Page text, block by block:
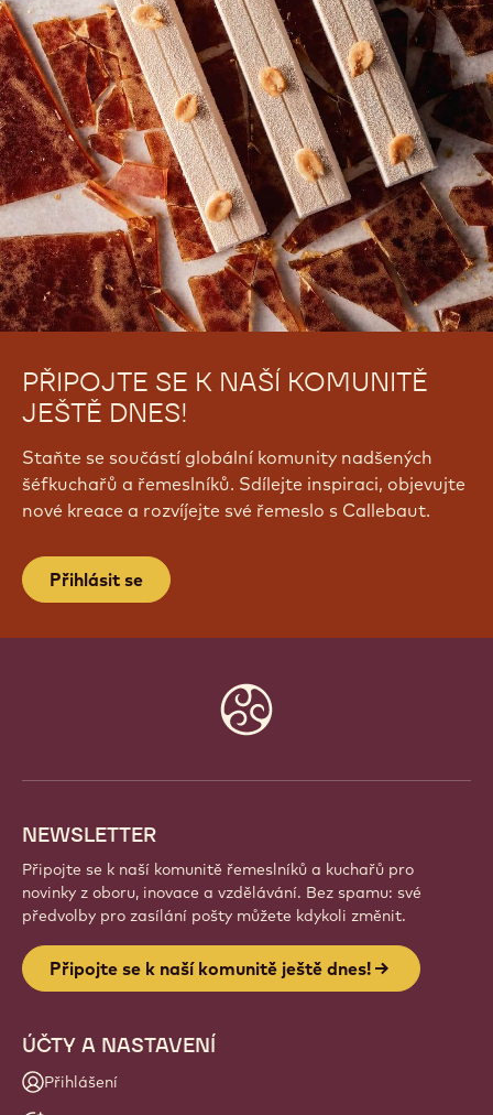
BLOSSOMS
HOBLINKY
HOŘKÁ
ČOKOLÁDA
-
2.5KG
SELECTION
-
BLOSSOMS
HOBLINKY
HOŘKÁ
ČOKOLÁDA
-
2.5KG
Staňte se součástí globální komunity nadšených
nové kreace a rozvíjejte své řemeslo s Callebaut.
Přihlásit se
Website